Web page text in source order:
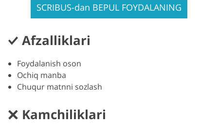
SCRIBUS-dan BEPUL FOYDALANING
Afzalliklari
Foydalanish oson
Ochiq manba
Chuqur matnni sozlash
Kamchiliklari